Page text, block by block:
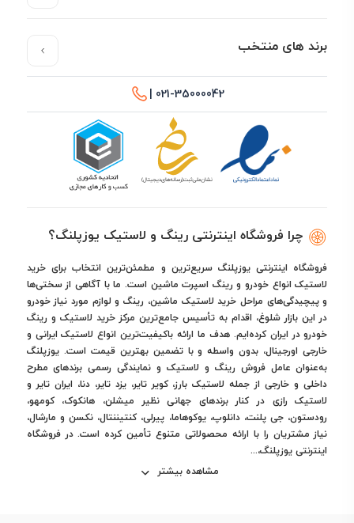
برند های منتخب
021-35000042 |
چرا فروشگاه اینترنتی رینگ و لاستیک یوزپلنگ؟
فروشگاه اینترنتی یوزپلنگ سریع‌ترین و مطمئن‌ترین انتخاب برای خرید
لاستیک انواع خودرو و رینگ اسپرت ماشین است. ما با آگاهی از سختی‌ها
و پیچیدگی‌های مراحل خرید لاستیک ماشین، رینگ و لوازم مورد نیاز خودرو
در این بازار شلوغ، اقدام به تأسیس جامع‌ترین مرکز خرید لاستیک و رینگ
خودرو در ایران کرده‌ایم. هدف ما ارائه باکیفیت‌ترین انواع لاستیک ایرانی و
خارجی اورجینال، بدون واسطه و با تضمین بهترین قیمت است. یوزپلنگ
به‌عنوان عامل فروش رینگ و لاستیک و نمایندگی رسمی برندهای مطرح
داخلی و خارجی از جمله لاستیک بارز، کویر تایر، یزد تایر، دنا، ایران تایر و
لاستیک رازی در کنار برندهای جهانی نظیر میشلن، هانکوک، کومهو،
رودستون، جی پلنت، دانلوپ، یوکوهاما، پیرلی، کنتیننتال، نکسن و مارشال،
نیاز مشتریان را با ارائه محصولاتی متنوع تأمین کرده است. در فروشگاه
اینترنتی یوزپلنگ،...
مشاهده بیشتر